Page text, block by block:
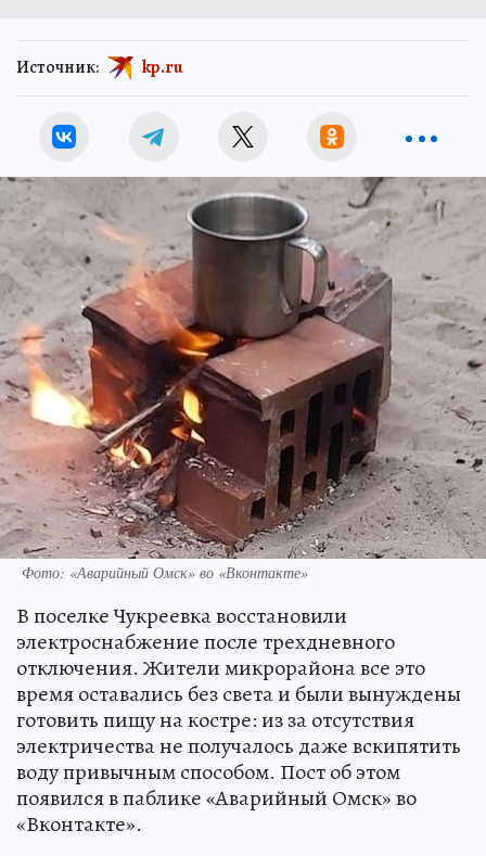
Источник: kp.ru
Фото: «Аварийный Омск» во «Вконтакте»
В поселке Чукреевка восстановили
электроснабжение после трехдневного
отключения. Жители микрорайона все это
время оставались без света и были вынуждены
готовить пищу на костре: из за отсутствия
электричества не получалось даже вскипятить
воду привычным способом. Пост об этом
появился в паблике «Аварийный Омск» во
«Вконтакте».